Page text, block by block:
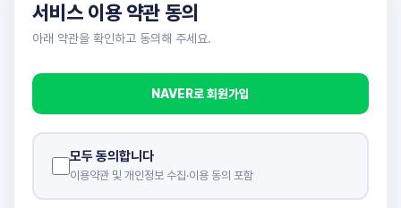
서비스 이용 약관 동의
아래 약관을 확인하고 동의해 주세요.
NAVER로 회원가입
모두 동의합니다
이용약관 및 개인정보 수집·이용 동의 포함